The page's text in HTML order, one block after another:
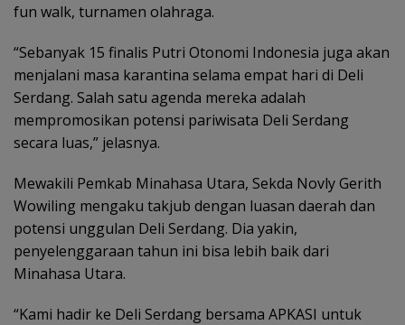
fun walk, turnamen olahraga.
“Sebanyak 15 finalis Putri Otonomi Indonesia juga akan
menjalani masa karantina selama empat hari di Deli
Serdang. Salah satu agenda mereka adalah
mempromosikan potensi pariwisata Deli Serdang
secara luas,” jelasnya.
Mewakili Pemkab Minahasa Utara, Sekda Novly Gerith
Wowiling mengaku takjub dengan luasan daerah dan
potensi unggulan Deli Serdang. Dia yakin,
penyelenggaraan tahun ini bisa lebih baik dari
Minahasa Utara.
“Kami hadir ke Deli Serdang bersama APKASI untuk